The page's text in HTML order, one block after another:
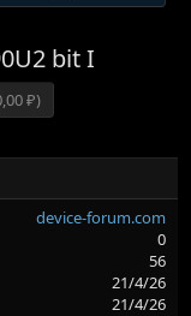
bit I
₽)
device-forum.com
0
56
21/4/26
21/4/26